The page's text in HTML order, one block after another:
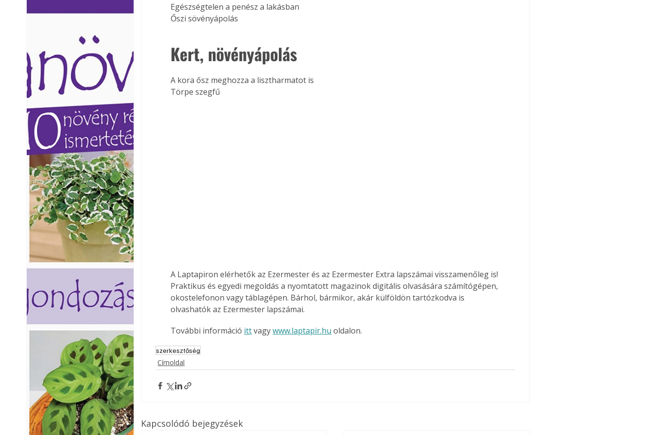
Ezermester lapszámai. A
Laptapir kényelmes megoldás,
Egészségtelen a penész a lakásban
Őszi sövényápolás
Kert, növényápolás
A kora ősz meghozza a lisztharmatot is
Törpe szegfű
A Laptapiron elérhetők az Ezermester és az Ezermester Extra lapszámai visszamenőleg is!
Praktikus és egyedi megoldás a nyomtatott magazinok digitális olvasására számítógépen,
okostelefonon vagy táblagépen. Bárhol, bármikor, akár külföldön tartózkodva is
olvashatók az Ezermester lapszámai.
További információ itt vagy www.laptapir.hu oldalon.
szerkesztőség
Címoldal
Kapcsolódó bejegyzések